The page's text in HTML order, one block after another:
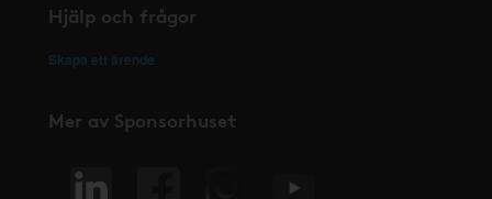
Hjälp och frågor
Skapa ett ärende
Mer av Sponsorhuset